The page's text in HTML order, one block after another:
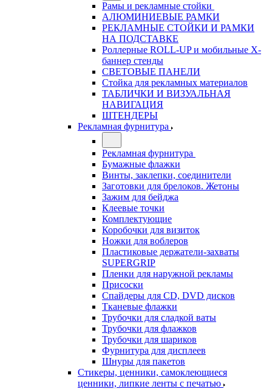
Рамы и рекламные стойки
АЛЮМИНИЕВЫЕ РАМКИ
РЕКЛАМНЫЕ СТОЙКИ И РАМКИ
НА ПОДСТАВКЕ
Роллерные ROLL-UP и мобильные X-
баннер стенды
СВЕТОВЫЕ ПАНЕЛИ
Стойка для рекламных материалов
ТАБЛИЧКИ И ВИЗУАЛЬНАЯ
НАВИГАЦИЯ
ШТЕНДЕРЫ
Рекламная фурнитура
Рекламная фурнитура
Бумажные флажки
Винты, заклепки, соединители
Заготовки для брелоков. Жетоны
Зажим для бейджа
Клеевые точки
Комплектующие
Коробочки для визиток
Ножки для воблеров
Пластиковые держатели-захваты
SUPERGRIP
Пленки для наружной рекламы
Присоски
Спайдеры для CD, DVD дисков
Тканевые флажки
Трубочки для сладкой ваты
Трубочки для флажков
Трубочки для шариков
Фурнитура для дисплеев
Шнуры для пакетов
Стикеры, ценники, самоклеющиеся
ценники, липкие ленты с печатью